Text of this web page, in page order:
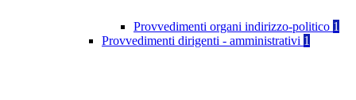
Provvedimenti organi indirizzo-politico 1
Provvedimenti dirigenti - amministrativi 1